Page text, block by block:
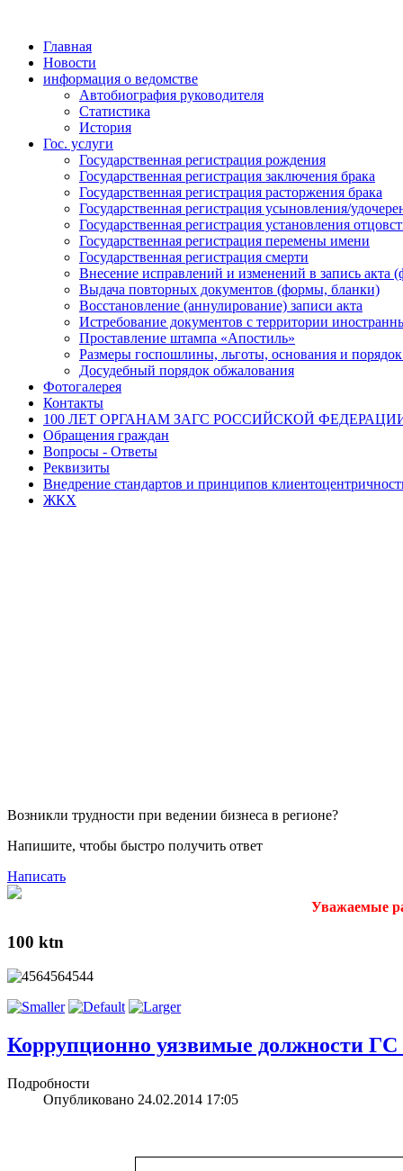
Главная
Новости
информация о ведомстве
Автобиография руководителя
Статистика
История
Гос. услуги
Государственная регистрация рождения
Государственная регистрация заключения брака
Государственная регистрация расторжения брака
Государственная регистрация усыновления/
Государственная регистрация установления
Государственная регистрация перемены имени
Государственная регистрация смерти
Внесение исправлений и изменений в запись акта
Выдача повторных документов (формы, бланки)
Восстановление (аннулирование) записи акта
Истребование документов с территории
Проставление штампа «Апостиль»
Размеры госпошлины, льготы, основания и порядок
Досудебный порядок обжалования
Фотогалерея
Контакты
100 ЛЕТ ОРГАНАМ ЗАГС РОССИЙСКОЙ
Обращения граждан
Вопросы - Ответы
Реквизиты
Внедрение стандартов и принципов
ЖКХ
Возникли трудности при ведении бизнеса в регионе?
Напишите, чтобы быстро получить ответ
Написать
Уважаемые
100 ktn
Коррупционно уязвимые должности
Подробности
Опубликовано 24.02.2014 17:05